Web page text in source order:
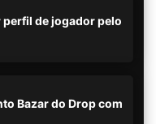
perfil de jogador pelo
Bazar do Drop com